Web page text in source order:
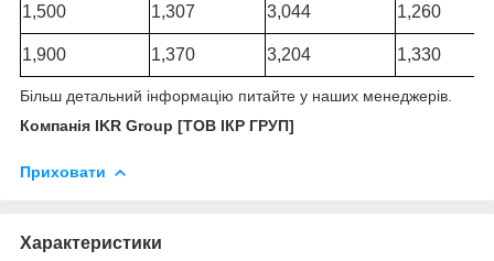
1,500 1,307 3,044 1,260
1,900 1,370 3,204 1,330
Більш детальний інформацію питайте у наших менеджерів.
Компанія IKR Group [ТОВ ІКР ГРУП]
Приховати
Характеристики